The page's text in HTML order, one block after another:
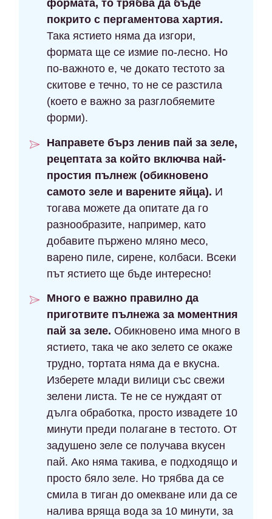
формата, то трябва да бъде
покрито с пергаментова хартия.
Така ястието няма да изгори,
формата ще се измие по-лесно. Но
по-важното е, че докато тестото за
скитове е течно, то не се разстила
(което е важно за разглобяемите
форми).
Направете бърз ленив пай за зеле,
рецептата за който включва най-
простия пълнеж (обикновено
самото зеле и варените яйца). И
тогава можете да опитате да го
разнообразите, например, като
добавите пържено мляно месо,
варено пиле, сирене, колбаси. Всеки
път ястието ще бъде интересно!
Много е важно правилно да
приготвите пълнежа за моментния
пай за зеле. Обикновено има много в
ястието, така че ако зелето се окаже
трудно, тортата няма да е вкусна.
Изберете млади вилици със свежи
зелени листа. Те не се нуждаят от
дълга обработка, просто извадете 10
минути преди полагане в тестото. От
задушено зеле се получава вкусен
пай. Ако няма такива, е подходящо и
просто бяло зеле. Но трябва да се
смила в тиган до омекване или да се
налива вряща вода за 10 минути, за